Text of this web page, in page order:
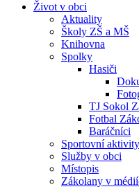
Život v obci
Aktuality
Školy ZŠ a MŠ
Knihovna
Spolky
Hasiči
TJ Sokol
Fotbal
Baráčníci
Sportovní aktivity
Služby v obci
Místopis
Zákolany v